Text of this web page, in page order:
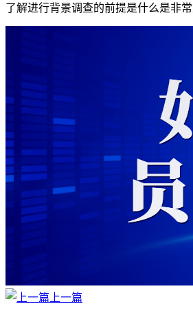
了解进行背景调查的前提是什么是非常
上一篇